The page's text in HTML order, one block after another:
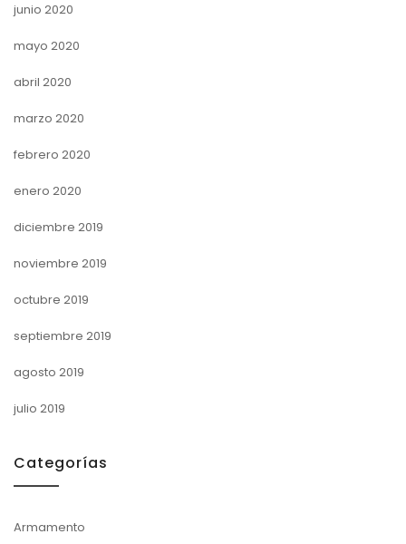
junio 2020
mayo 2020
abril 2020
marzo 2020
febrero 2020
enero 2020
diciembre 2019
noviembre 2019
octubre 2019
septiembre 2019
agosto 2019
julio 2019
Categorías
Armamento